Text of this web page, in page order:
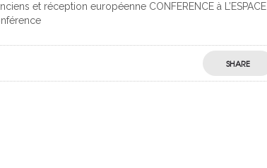
et réception européenne CONFERENCE à L’ESPACE
SHARE